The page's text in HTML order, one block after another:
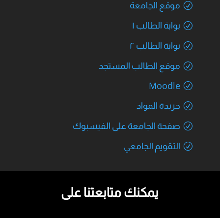
موقع الجامعة
بوابة الطالب ١
بوابة الطالب ٢
موقع الطالب المستجد
Moodle
جريدة المواد
صفحة الجامعة على الفيسبوك
التقويم الجامعي
يمكنك متابعتنا على